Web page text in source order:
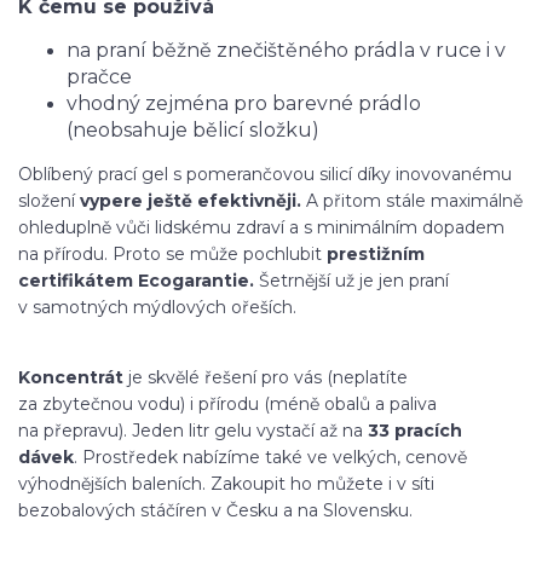
K čemu se používá
na praní běžně znečištěného prádla v ruce i v
pračce
vhodný zejména pro barevné prádlo
(neobsahuje bělicí složku)
Oblíbený prací gel s pomerančovou silicí díky inovovanému
složenívypere ještě efektivněji. A přitom stále maximálně
ohleduplně vůči lidskému zdraví a s minimálním dopadem
na přírodu. Proto se může pochlubit prestižním
certifikátem Ecogarantie. Šetrnější už je jen praní
v samotných mýdlových ořeších.
Koncentrát je skvělé řešení pro vás (neplatíte
za zbytečnou vodu) i přírodu (méně obalů a paliva
na přepravu). Jeden litr gelu vystačí až na 33 pracích
dávek. Prostředek nabízíme také ve velkých, cenově
výhodnějších baleních. Zakoupit ho můžete i v síti
bezobalových stáčíren v Česku a na Slovensku.